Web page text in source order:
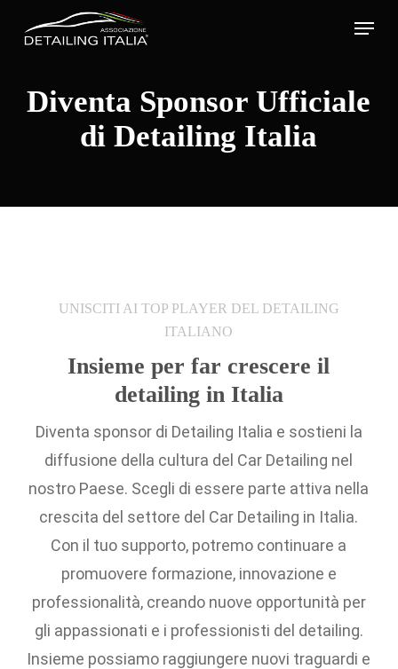
content
Menu
Diventa Sponsor Ufficiale
di Detailing Italia
UNISCITI AI TOP PLAYER DEL DETAILING
ITALIANO
Insieme per far crescere il
detailing in Italia
Diventa sponsor di Detailing Italia e sostieni la
diffusione della cultura del Car Detailing nel
nostro Paese. Scegli di essere parte attiva nella
crescita del settore del Car Detailing in Italia.
Con il tuo supporto, potremo continuare a
promuovere formazione, innovazione e
professionalità, creando nuove opportunità per
gli appassionati e i professionisti del detailing.
Insieme possiamo raggiungere nuovi traguardi e